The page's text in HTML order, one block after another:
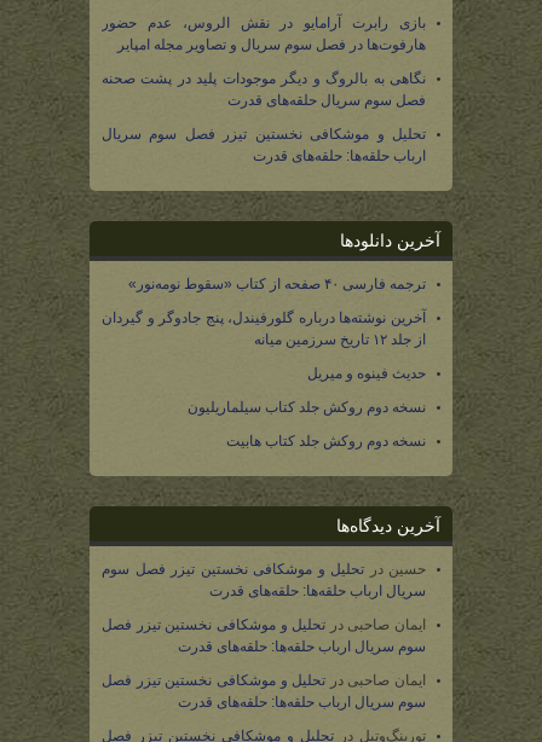
بازی رابرت آرامایو در نقش الروس، عدم حضور
هارفوت‌ها در فصل سوم سریال و تصاویر مجله امپایر
نگاهی به بالروگ و دیگر موجودات پلید در پشت صحنه
فصل سوم سریال حلقه‌های قدرت
تحلیل و موشکافی نخستین تیزر فصل سوم سریال
ارباب حلقه‌ها: حلقه‌های قدرت
آخرین دانلودها
ترجمه فارسی ۴۰ صفحه از کتاب «سقوط نومه‌نور»
آخرین نوشته‌ها درباره گلورفیندل، پنج جادوگر و گیردان
از جلد ۱۲ تاریخ سرزمین میانه
حدیث فینوه و میریل
نسخه دوم روکش جلد کتاب سیلماریلیون
نسخه دوم روکش جلد کتاب هابیت
آخرین دیدگاه‌ها
حسین در تحلیل و موشکافی نخستین تیزر فصل سوم
سریال ارباب حلقه‌ها: حلقه‌های قدرت
ایمان صاحبی در تحلیل و موشکافی نخستین تیزر فصل
سوم سریال ارباب حلقه‌ها: حلقه‌های قدرت
ایمان صاحبی در تحلیل و موشکافی نخستین تیزر فصل
سوم سریال ارباب حلقه‌ها: حلقه‌های قدرت
تورینگ‌وتیل در تحلیل و موشکافی نخستین تیزر فصل